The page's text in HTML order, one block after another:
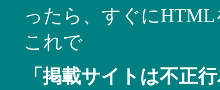
ったら、すぐに
これで
「掲載サイトは不正